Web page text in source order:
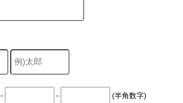
- (半角数字)